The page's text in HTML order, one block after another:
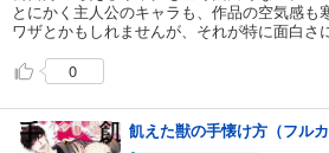
とにかく主人公のキャラも、作品の空気感も
ワザとかもしれませんが、それが特に面白さ
0